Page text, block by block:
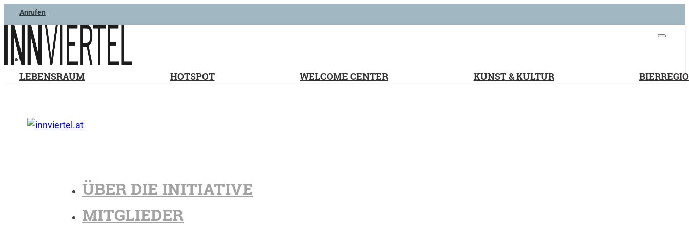
Anrufen
LEBENSRAUM HOTSPOT WELCOME CENTER KUNST & KULTUR
ÜBER DIE INITIATIVE
MITGLIEDER